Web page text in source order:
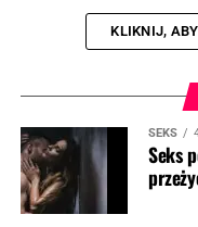
KLIKNIJ,
SEKS
Seks